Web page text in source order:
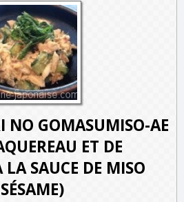
NO GOMASUMISO-AE
ET DE
SAUCE DE MISO